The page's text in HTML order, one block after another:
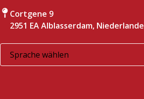
Cortgene 9
2951 EA Alblasserdam, Niederlande